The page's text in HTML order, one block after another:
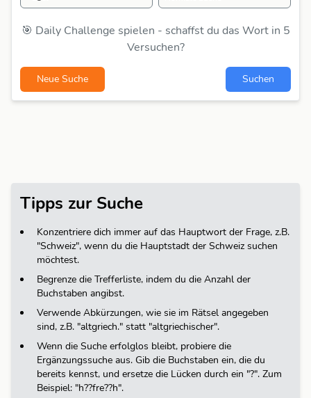
🎯 Daily Challenge spielen - schaffst du das Wort in 5
Versuchen?
Neue Suche Suchen
Tipps zur Suche
Konzentriere dich immer auf das Hauptwort der Frage, z.B.
"Schweiz", wenn du die Hauptstadt der Schweiz suchen
möchtest.
Begrenze die Trefferliste, indem du die Anzahl der
Buchstaben angibst.
Verwende Abkürzungen, wie sie im Rätsel angegeben
sind, z.B. "altgriech." statt "altgriechischer".
Wenn die Suche erfolglos bleibt, probiere die
Ergänzungssuche aus. Gib die Buchstaben ein, die du
bereits kennst, und ersetze die Lücken durch ein "?". Zum
Beispiel: "h??fre??h".